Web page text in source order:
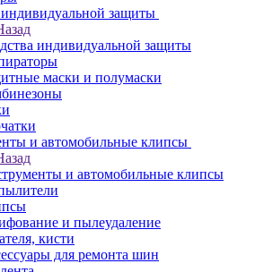
защиты
индивидуальной защиты
маски и полумаски
и автомобильные клипсы
и автомобильные клипсы
и пылеудаление
кисти
для ремонта шин